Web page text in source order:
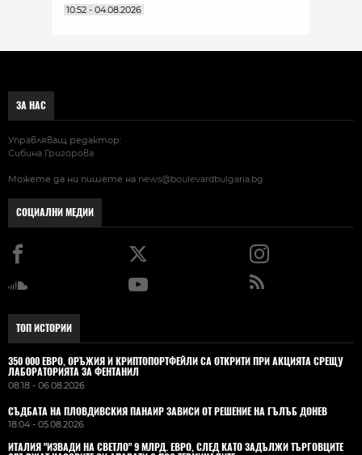
10:52 - 04.08.2026
ЗА НАС
Управляващ редактор:
Сибина Григорова
Можете да ни пишете на news@boulevardbulgaria.bg
СОЦИАЛНИ МЕДИИ
ТОП ИСТОРИИ
350 000 ЕВРО, ОРЪЖИЯ И КРИПТОПОРТФЕЙЛИ СА ОТКРИТИ ПРИ АКЦИЯТА СРЕЩУ
ЛАБОРАТОРИЯТА ЗА ФЕНТАНИЛ
08:18 - 06.08.2026
СЪДБАТА НА ПЛОВДИВСКИЯ ПАНАИР ЗАВИСИ ОТ РЕШЕНИЕ НА ГЪЛЪБ ДОНЕВ
18:04 - 05.08.2026
ИТАЛИЯ "ИЗВАДИ НА СВЕТЛО" 9 МЛРД. ЕВРО, СЛЕД КАТО ЗАДЪЛЖИ ТЪРГОВЦИТЕ